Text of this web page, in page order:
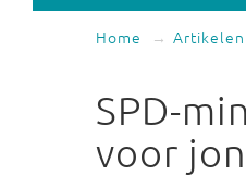
Home Artikelen
SPD-
voor